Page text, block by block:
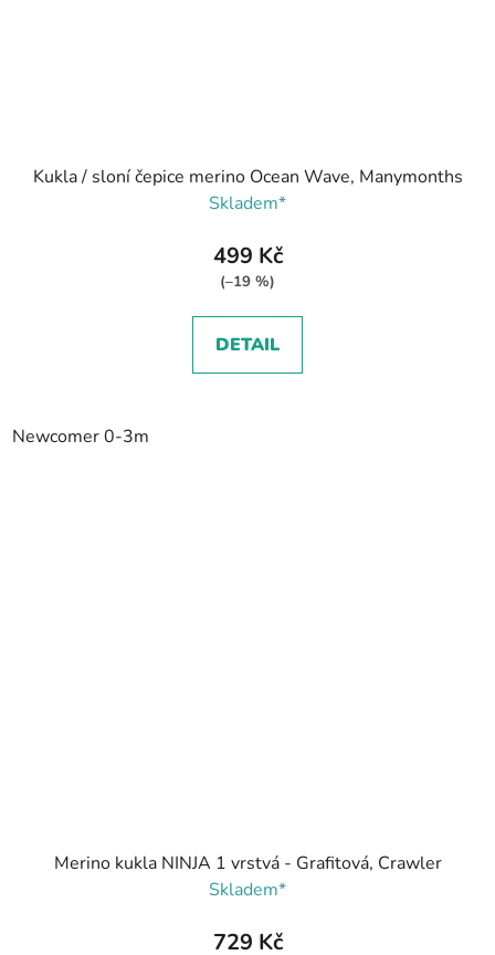
Kukla / sloní čepice merino Ocean Wave, Manymonths
Skladem*
499 Kč
(–19 %)
DETAIL
Newcomer 0-3m
Merino kukla NINJA 1 vrstvá - Grafitová, Crawler
Skladem*
729 Kč